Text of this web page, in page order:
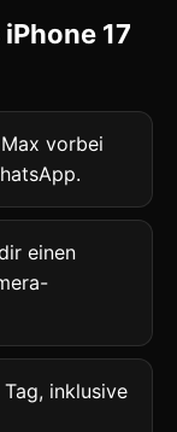
17
vorbei
einen
inklusive